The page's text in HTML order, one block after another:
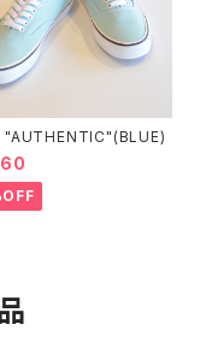
"AUTHENTIC"(BLUE)